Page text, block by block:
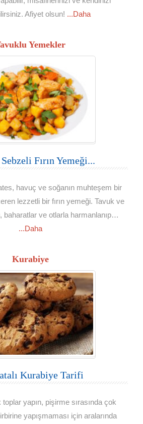
Afiyet olsun! ...Daha
Yemekler
Fırın Yemeği...
havuç ve soğanın muhteşem bir
lezzetli bir fırın yemeği. Tavuk ve
baharatlar ve otlarla harmanlanıp…
...Daha
Kurabiye
Kurabiye Tarifi
yapın, pişirme sırasında çok
yapışmaması için aralarında